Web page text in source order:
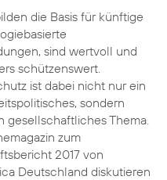
die Basis für künftige
sind wertvoll und
schützenswert.
ist dabei nicht nur ein
sondern
gesellschaftliches Thema.
zum
2017 von
Deutschland diskutieren